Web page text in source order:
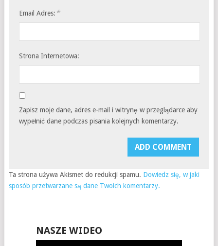
Email Adres: *
Strona Internetowa:
Zapisz moje dane, adres e-mail i witrynę w przeglądarce aby
wypełnić dane podczas pisania kolejnych komentarzy.
Ta strona używa Akismet do redukcji spamu. Dowiedz się, w jaki
sposób przetwarzane są dane Twoich komentarzy.
NASZE WIDEO